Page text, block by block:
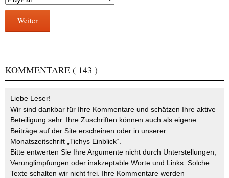
Weiter
KOMMENTARE ( 143 )
Liebe Leser!
Wir sind dankbar für Ihre Kommentare und schätzen Ihre aktive
Beteiligung sehr. Ihre Zuschriften können auch als eigene
Beiträge auf der Site erscheinen oder in unserer
Monatszeitschrift „Tichys Einblick“.
Bitte entwerten Sie Ihre Argumente nicht durch Unterstellungen,
Verunglimpfungen oder inakzeptable Worte und Links. Solche
Texte schalten wir nicht frei. Ihre Kommentare werden